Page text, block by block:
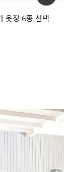
옷장 6종 선택